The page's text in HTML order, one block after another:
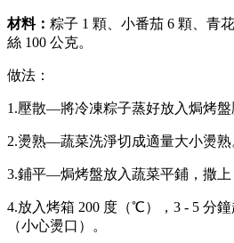
材料： 粽子 1 顆、小番茄 6 顆、青
絲 100 公克。
做法：
1.壓散—將冷凍粽子蒸好放入焗烤盤
2.燙熟—蔬菜洗淨切成適量大小燙熟
3.鋪平—焗烤盤放入蔬菜平鋪，撒上
4.放入烤箱 200 度（℃），3 - 5 分
（小心燙口）。